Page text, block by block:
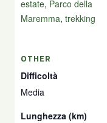
estate, Parco della
Maremma, trekking
OTHER
Difficoltà
Media
Lunghezza (km)